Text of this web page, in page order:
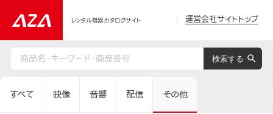
レンタル機器カタログサイト 運営会社サイトトップ
すべて 映像 音響 配信 その他